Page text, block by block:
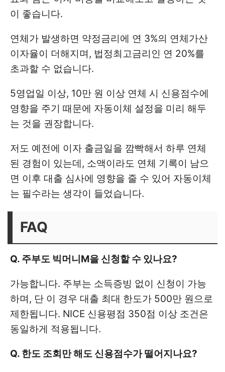
이 좋습니다.
연체가 발생하면 약정금리에 연 3%의 연체가산
이자율이 더해지며, 법정최고금리인 연 20%를
초과할 수 없습니다.
5영업일 이상, 10만 원 이상 연체 시 신용점수에
영향을 주기 때문에 자동이체 설정을 미리 해두
는 것을 권장합니다.
저도 예전에 이자 출금일을 깜빡해서 하루 연체
된 경험이 있는데, 소액이라도 연체 기록이 남으
면 이후 대출 심사에 영향을 줄 수 있어 자동이체
는 필수라는 생각이 들었습니다.
FAQ
Q. 주부도 빅머니M을 신청할 수 있나요?
가능합니다. 주부는 소득증빙 없이 신청이 가능
하며, 단 이 경우 대출 최대 한도가 500만 원으로
제한됩니다. NICE 신용평점 350점 이상 조건은
동일하게 적용됩니다.
Q. 한도 조회만 해도 신용점수가 떨어지나요?